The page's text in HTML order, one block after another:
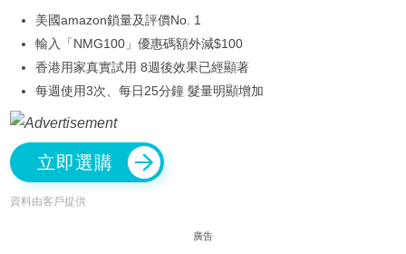
美國amazon鎖量及評價No. 1
輸入「NMG100」優惠碼額外減$100
香港用家真實試用 8週後效果已經顯著
每週使用3次、每日25分鐘 髮量明顯增加
立即選購
資料由客戶提供
廣告